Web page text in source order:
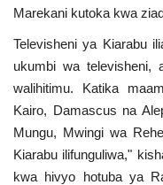
Marekani kutoka kwa
Televisheni ya Kiarabu
ukumbi wa televisheni,
walihitimu. Katika
Kairo, Damascus na
Mungu, Mwingi wa
Kiarabu ilifunguliwa,"
kwa hivyo hotuba ya